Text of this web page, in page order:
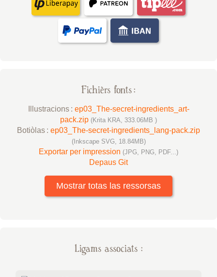
Fichièrs fonts :
Illustracions : ep03_The-secret-ingredients_art-
pack.zip (Krita KRA, 333.06MB )
Botiòlas : ep03_The-secret-ingredients_lang-pack.zip
(Inkscape SVG, 18.84MB)
Exportar per impression (JPG, PNG, PDF...)
Depaus Git
Mostrar totas las ressorsas
Ligams associats :